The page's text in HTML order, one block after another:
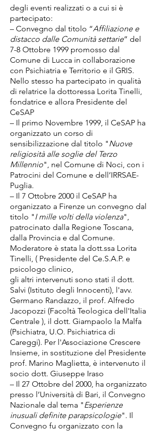
degli eventi realizzati o a cui si è
partecipato:
– Convegno dal titolo “Affiliazione e
distacco dalle Comunità settarie” del
7-8 Ottobre 1999 promosso dal
Comune di Lucca in collaborazione
con Psichiatria e Territorio e il GRIS.
Nello stesso ha partecipato in qualità
di relatrice la dottoressa Lorita Tinelli,
fondatrice e allora Presidente del
CeSAP
– Il primo Novembre 1999, il CeSAP ha
organizzato un corso di
sensibilizzazione dal titolo "Nuove
religiosità alle soglie del Terzo
Millennio", nel Comune di Noci, con i
Patrocini del Comune e dell’IRRSAE-
Puglia.
– Il 7 Ottobre 2000 il CeSAP ha
organizzato a Firenze un convegno dal
titolo "I mille volti della violenza",
patrocinato dalla Regione Toscana,
dalla Provincia e dal Comune.
Moderatore è stata la dott.ssa Lorita
Tinelli, ( Presidente del Ce.S.A.P. e
psicologo clinico,
gli altri intervenuti sono stati il dott.
Salvi (Istituto degli Innocenti), l'avv.
Germano Randazzo, il prof. Alfredo
Jacopozzi (Facoltà Teologica dell'Italia
Centrale ), il dott. Giampaolo la Malfa
(Psichiatra, U.O. Psichiatrica di
Careggi). Per l'Associazione Crescere
Insieme, in sostituzione del Presidente
prof. Marino Maglietta, è intervenuto il
socio dott. Giuseppe Iraso
– Il 27 Ottobre del 2000, ha organizzato
presso l’Università di Bari, il Convegno
Nazionale dal tema "Esperienze
inusuali definite parapsicologie". Il
Convegno fu organizzato con la